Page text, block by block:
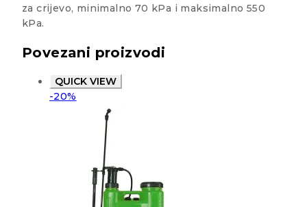
za crijevo, minimalno 70 kPa i maksimalno 550
kPa.
Povezani proizvodi
QUICK VIEW
-20%